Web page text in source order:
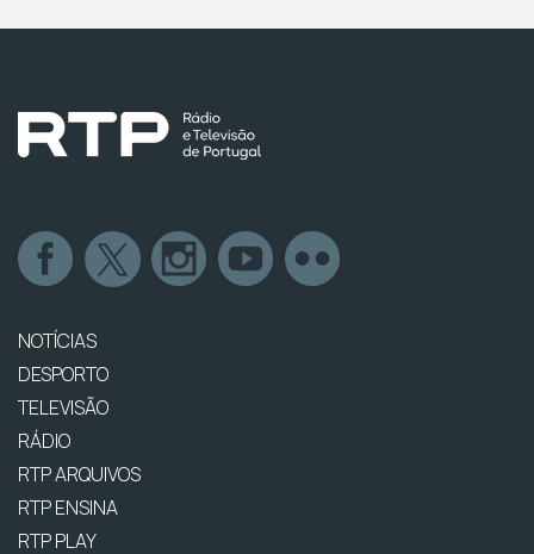
NOTÍCIAS
DESPORTO
TELEVISÃO
RÁDIO
RTP ARQUIVOS
RTP ENSINA
RTP PLAY